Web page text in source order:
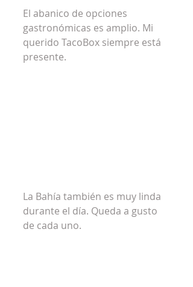
El abanico de opciones
gastronómicas es amplio. Mi
querido TacoBox siempre está
presente.
La Bahía también es muy linda
durante el día. Queda a gusto
de cada uno.